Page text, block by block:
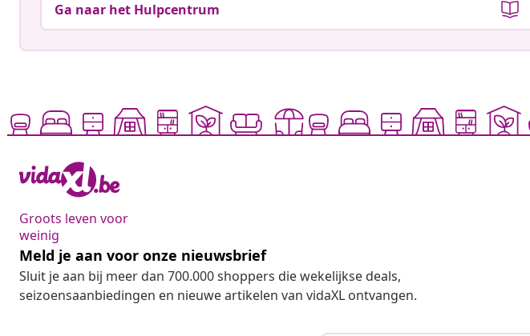
Ga naar het Hulpcentrum
Groots leven voor
weinig
Meld je aan voor onze nieuwsbrief
Sluit je aan bij meer dan 700.000 shoppers die wekelijkse deals,
seizoensaanbiedingen en nieuwe artikelen van vidaXL ontvangen.